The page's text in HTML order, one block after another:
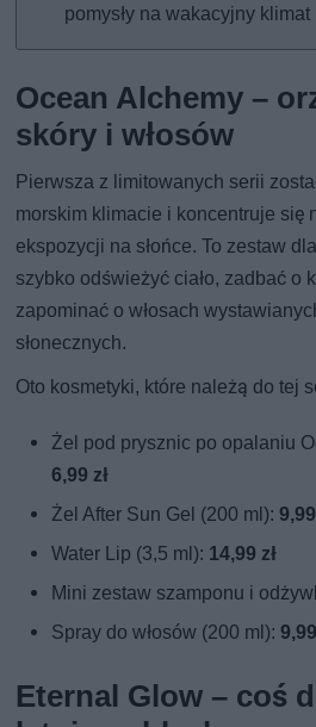
pomysły na wakacyjny klimat
Ocean Alchemy –
skóry i włosów
Pierwsza z limitowanych serii
morskim klimacie i koncentruje się
ekspozycji na słońce. To zestaw
szybko odświeżyć ciało, zadbać o
zapominać o włosach
słonecznych.
Oto kosmetyki, które należą do tej
Żel pod prysznic po opalaniu
6,99 zł
Żel After Sun Gel (200 ml):
Water Lip (3,5 ml): 14,99 zł
Mini zestaw szamponu i
Spray do włosów (200 ml):
Eternal Glow – coś